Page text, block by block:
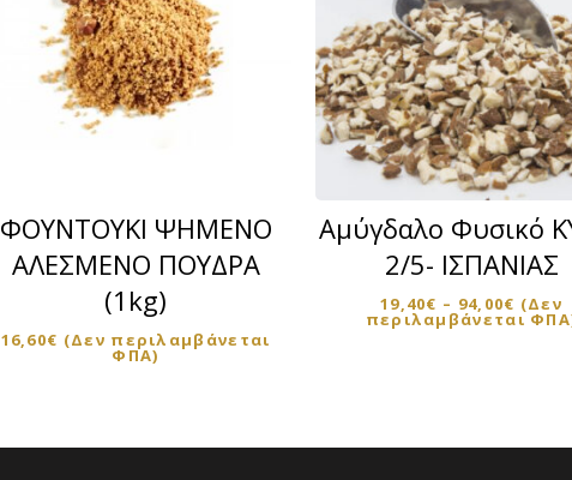
ΦΟΥΝΤΟΥΚΙ ΨΗΜΕΝΟ
ΑΛΕΣΜΕΝΟ ΠΟΥΔΡΑ
(1kg)
16,60€ (Δεν περιλαμβάνεται
ΦΠΑ)
Αμύγδαλο Φυσικό
2/5- ΙΣΠΑΝΙΑΣ
19,40€ – 94,00€ (Δεν
περιλαμβάνεται